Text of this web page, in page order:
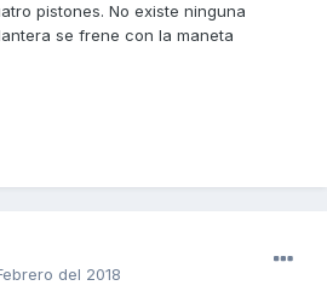
pistones. No existe ninguna
se frene con la maneta
del 2018